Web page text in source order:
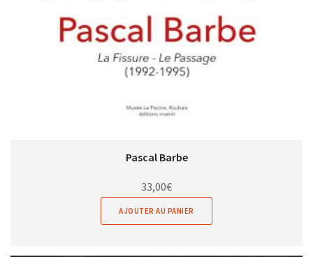
Pascal Barbe
33,00€
AJOUTER AU PANIER